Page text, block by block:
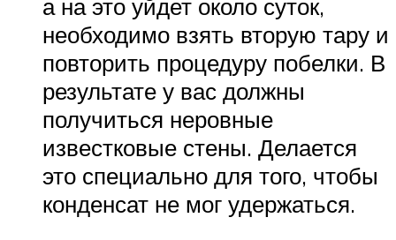
а на это уйдет около суток,
необходимо взять вторую тару и
повторить процедуру побелки. В
результате у вас должны
получиться неровные
известковые стены. Делается
это специально для того, чтобы
конденсат не мог удержаться.